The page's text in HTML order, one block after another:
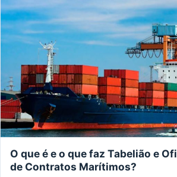
O que é e o que faz Tabelião e
de Contratos Marítimos?